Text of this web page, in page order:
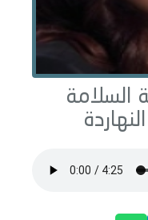
السلامة